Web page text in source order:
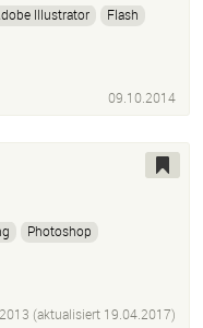
Illustrator
Flash
09.10.2014
Photoshop
(aktualisiert 19.04.2017)